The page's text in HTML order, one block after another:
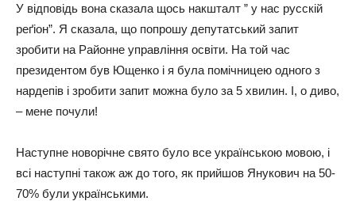
У відповідь вона сказала щось накшталт ” у нас русскій
реґіон”. Я сказала, що попрошу депутатський запит
зробити на Районне управління освіти. На той час
президентом був Ющенко і я була помічницею одного з
нардепів і зробити запит можна було за 5 хвилин. І, о диво,
– мене почули!
Наступне новорічне свято було все українською мовою, і
всі наступні також аж до того, як прийшов Янукович на 50-
70% були українськими.